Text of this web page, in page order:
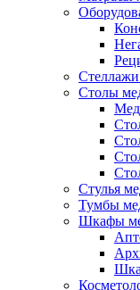
Столы
Стулья
Тумбы
Шкафы